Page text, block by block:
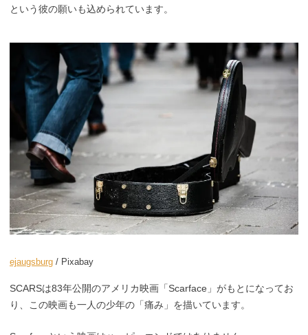
という彼の願いも込められています。
ejaugsburg / Pixabay
SCARSは83年公開のアメリカ映画「Scarface」がもとになってお
り、この映画も一人の少年の「痛み」を描いています。